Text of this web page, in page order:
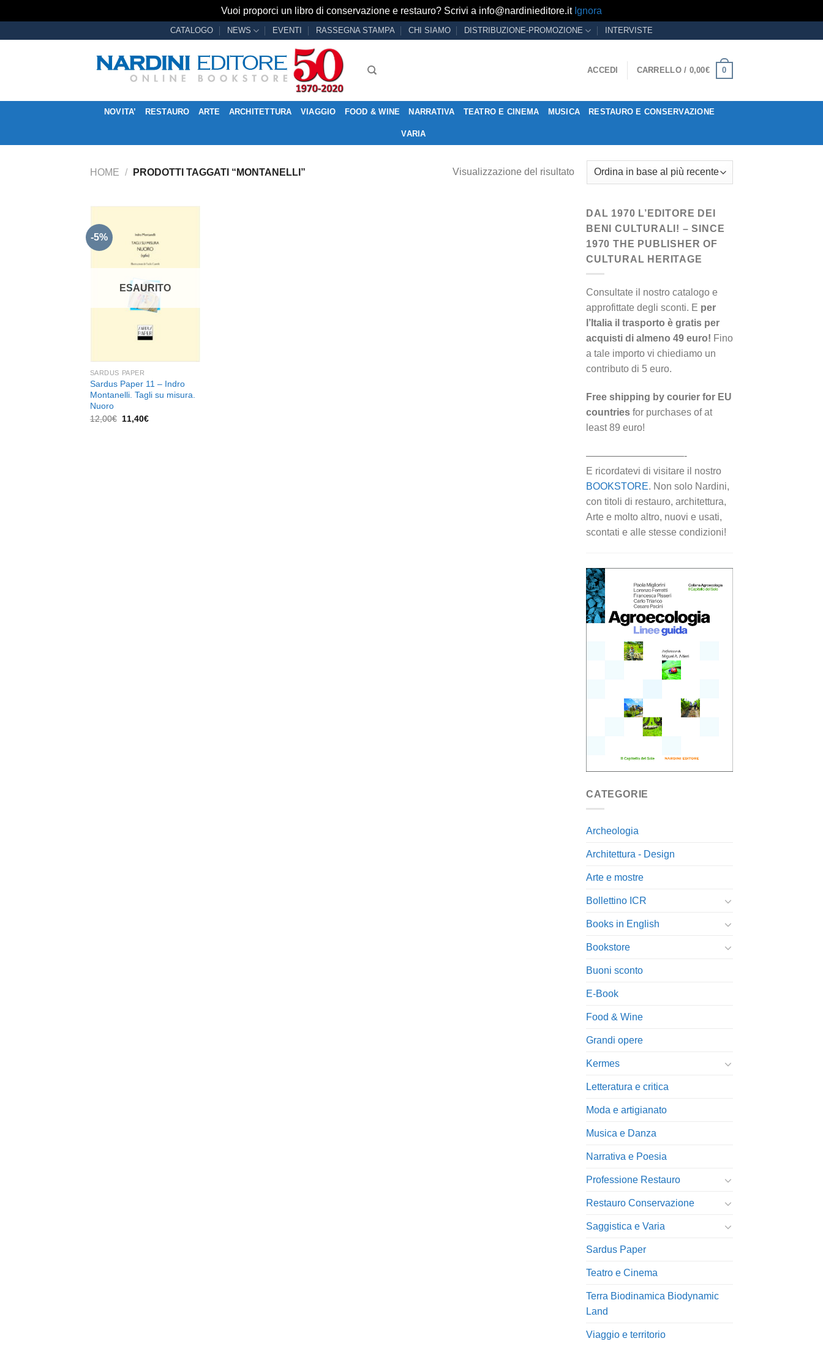
Vuoi proporci un libro di conservazione e restauro? Scrivi a info@nardinieditore.it Ignora
CATALOGO NEWS EVENTI RASSEGNA STAMPA CHI SIAMO DISTRIBUZIONE-PROMOZIONE INTERVISTE
ACCEDI CARRELLO / 0,00€ 0
NOVITA’ RESTAURO ARTE ARCHITETTURA VIAGGIO FOOD & WINE NARRATIVA TEATRO E CINEMA MUSICA RESTAURO E CONSERVAZIONE
VARIA
HOME / PRODOTTI TAGGATI “MONTANELLI” Visualizzazione del risultato
-5%
alla lista
desideri
ESAURITO
SARDUS PAPER
Sardus Paper 11 – Indro
Montanelli. Tagli su misura.
Nuoro
12,00€ Il
prezzo
11,40€Il
DAL 1970 L’EDITORE DEI
BENI CULTURALI! – SINCE
1970 THE PUBLISHER OF
CULTURAL HERITAGE
Consultate il nostro catalogo e
approfittate degli sconti. E per
l’Italia il trasporto è gratis per
acquisti di almeno 49 euro! Fino
a tale importo vi chiediamo un
contributo di 5 euro.
Free shipping by courier for EU
countries for purchases of at
least 89 euro!
——————————-
E ricordatevi di visitare il nostro
BOOKSTORE. Non solo Nardini,
con titoli di restauro, architettura,
Arte e molto altro, nuovi e usati,
scontati e alle stesse condizioni!
CATEGORIE
Archeologia
Architettura - Design
Arte e mostre
Bollettino ICR
Books in English
Bookstore
Buoni sconto
E-Book
Food & Wine
Grandi opere
Kermes
Letteratura e critica
Moda e artigianato
Musica e Danza
Narrativa e Poesia
Professione Restauro
Restauro Conservazione
Saggistica e Varia
Sardus Paper
Teatro e Cinema
Terra Biodinamica Biodynamic
Land
Viaggio e territorio